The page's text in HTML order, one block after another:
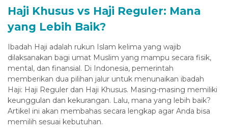
Haji Khusus vs Haji Reguler: Mana
yang Lebih Baik?
Ibadah Haji adalah rukun Islam kelima yang wajib
dilaksanakan bagi umat Muslim yang mampu secara fisik,
mental, dan finansial. Di Indonesia, pemerintah
memberikan dua pilihan jalur untuk menunaikan ibadah
Haji: Haji Reguler dan Haji Khusus. Masing-masing memiliki
keunggulan dan kekurangan. Lalu, mana yang lebih baik?
Artikel ini akan membahas secara lengkap agar Anda bisa
memilih sesuai kebutuhan.